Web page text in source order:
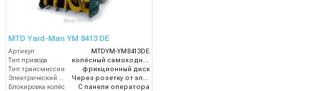
MTD Yard-Man YM 8413 DE
Артикул
MTDYM-YM8413DE
Тип привода
Тип трансмиссии
фрикционный диск
Блокировка колёс
С панели оператора